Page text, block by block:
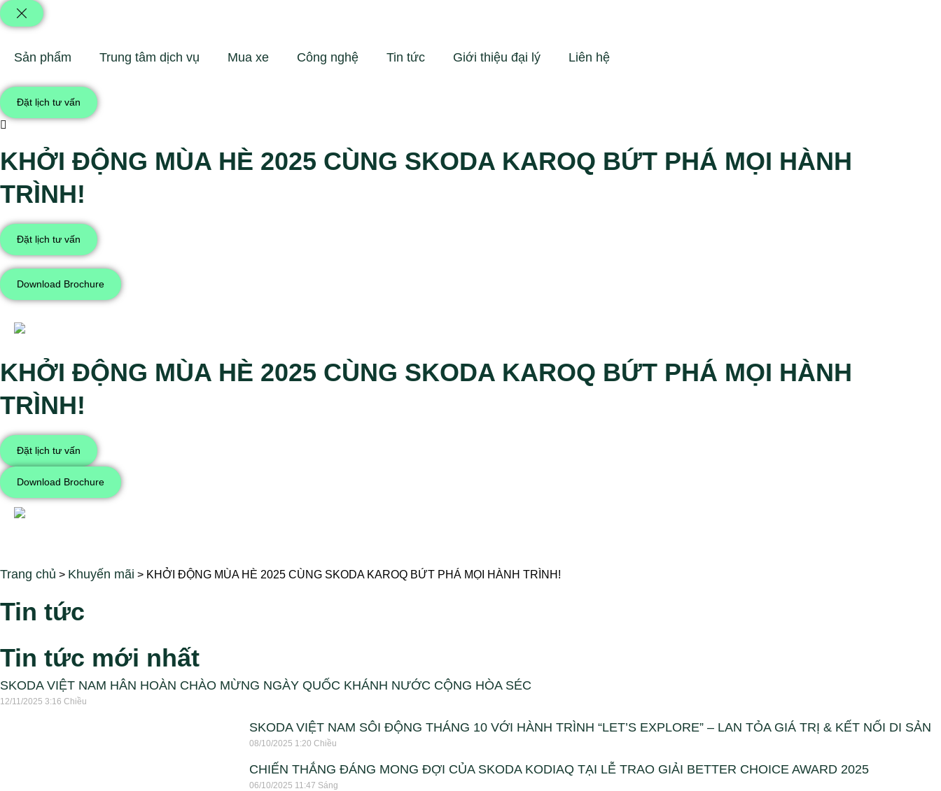
Sản phẩm Trung tâm dịch vụ Mua xe Công nghệ Tin tức Giới thiệu đại lý Liên hệ
Đặt lịch tư vấn
KHỞI ĐỘNG MÙA HÈ 2025 CÙNG SKODA KAROQ BỨT PHÁ MỌI HÀNH
TRÌNH!
Đặt lịch tư vấn
Download Brochure
KHỞI ĐỘNG MÙA HÈ 2025 CÙNG SKODA KAROQ BỨT PHÁ MỌI HÀNH
TRÌNH!
Đặt lịch tư vấn
Download Brochure
Trang chủ > Khuyến mãi > KHỞI ĐỘNG MÙA HÈ 2025 CÙNG SKODA KAROQ BỨT PHÁ MỌI HÀNH TRÌNH!
Tin tức
Tin tức mới nhất
SKODA VIỆT NAM HÂN HOÀN CHÀO MỪNG NGÀY QUỐC KHÁNH NƯỚC CỘNG HÒA SÉC
12/11/2025 3:16 Chiều
SKODA VIỆT NAM SÔI ĐỘNG THÁNG 10 VỚI HÀNH TRÌNH “LET’S EXPLORE” – LAN TỎA GIÁ TRỊ & KẾT NỐI DI SẢN
08/10/2025 1:20 Chiều
CHIẾN THẮNG ĐÁNG MONG ĐỢI CỦA SKODA KODIAQ TẠI LỄ TRAO GIẢI BETTER CHOICE AWARD 2025
06/10/2025 11:47 Sáng